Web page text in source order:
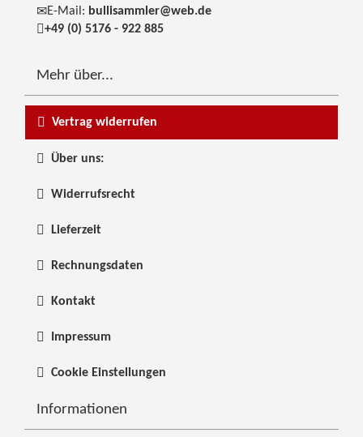
E-Mail: bullisammler@web.de
+49 (0) 5176 - 922 885
Mehr über...
Vertrag widerrufen
Über uns:
Widerrufsrecht
Lieferzeit
Rechnungsdaten
Kontakt
Impressum
Cookie Einstellungen
Informationen